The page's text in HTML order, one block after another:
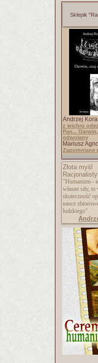
Sklepik
Andrzej
z wichru
Pan...
odwołany
Mariusz
Zapomniane
Złota myśl
"Humanizm -
własne siły,
skuteczność
nauce
ludzkiego".